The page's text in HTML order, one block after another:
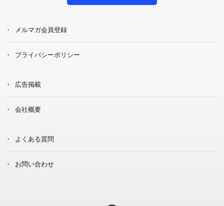
メルマガ会員登録
プライバシーポリシー
広告掲載
会社概要
よくある質問
お問い合わせ